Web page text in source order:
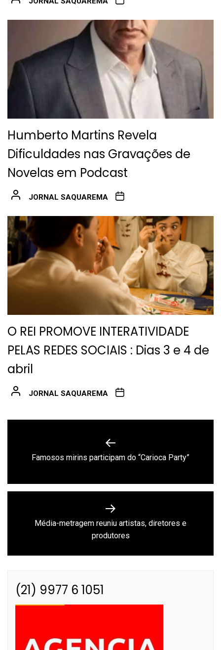
Humberto Martins Revela
Dificuldades nas Gravações de
Novelas em Podcast
JORNAL SAQUAREMA
O REI PROMOVE INTERATIVIDADE
PELAS REDES SOCIAIS : Dias 3 e 4 de
abril
JORNAL SAQUAREMA
Previous
Famosos mirins participam do “Carioca Party”
Next
post:
Média-metragem reuniu artistas, diretores e
produtores
(21) 9977 6 1051